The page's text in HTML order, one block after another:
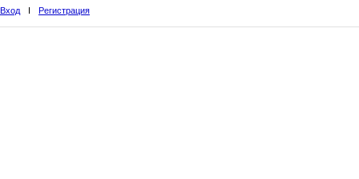
Вход I Регистрация